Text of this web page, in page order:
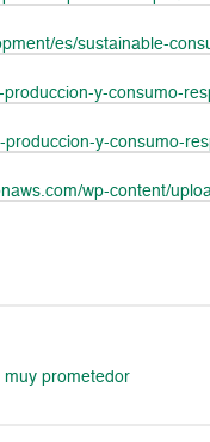
es/sustainable-
y-consumo-
y-consumo-
wp-content/
muy prometedor